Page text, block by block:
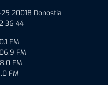
20018 Donostia
36 44
FM
FM
FM
FM